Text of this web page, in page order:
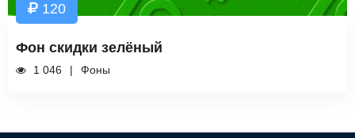
120
Фон скидки зелёный
1 046 Фоны